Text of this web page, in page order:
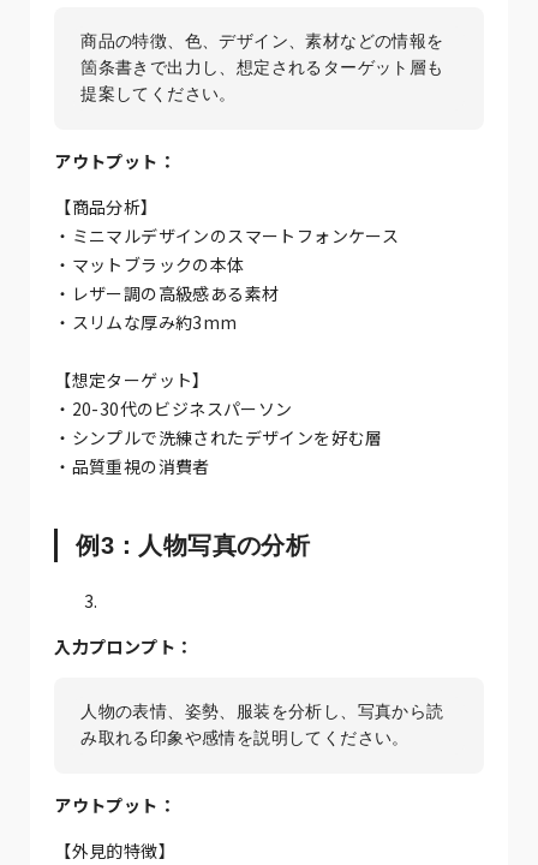
商品の特徴、色、デザイン、素材などの情報を
箇条書きで出力し、想定されるターゲット層も
提案してください。
アウトプット：
【商品分析】
・ミニマルデザインのスマートフォンケース
・マットブラックの本体
・レザー調の高級感ある素材
・スリムな厚み約3mm
【想定ターゲット】
・20-30代のビジネスパーソン
・シンプルで洗練されたデザインを好む層
・品質重視の消費者
例3：人物写真の分析
入力プロンプト：
人物の表情、姿勢、服装を分析し、写真から読
み取れる印象や感情を説明してください。
アウトプット：
【外見的特徴】